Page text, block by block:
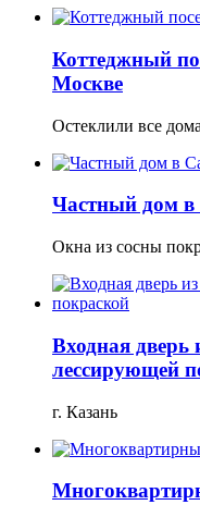
Коттеджный
Москве
Остеклили все
Частный дом
Окна из сосны
Входная дверь
лессирующей
г. Казань